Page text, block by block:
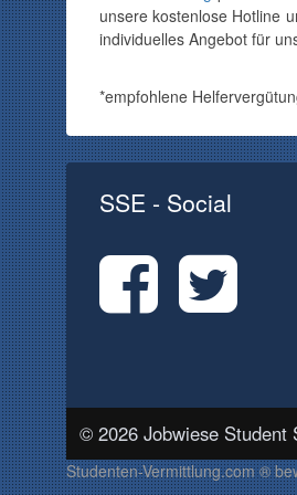
unsere kostenlose Hotline
individuelles Angebot für
*empfohlene
SSE - Social
© 2026 Jobwiese Student
Studenten-Vermittlung.com ®